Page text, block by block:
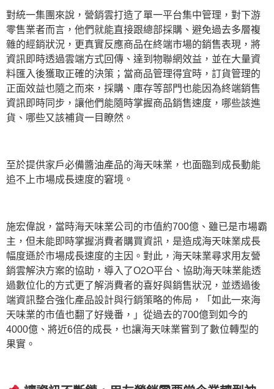
對統一集團來說，營銷雲打造了單一平台集中管理，對下游
零售業者而言，他們就能直接跟總部採購、避免過去多層複
雜的經銷狀況，更真實反應商品在終端市場的銷售表現，將
資訊即時透過雲端方式回傳、達到物聯網效益，並在大量資
料匯入後獲取正確的決策；當商品管理得宜時，訂貨管理的
正面效益也隨之而來，採購、庫存等部門也能因為終端銷售
資訊即時同步，讓他們能隨時掌握商品銷售速度，哪些該進
貨、哪些又該補貨一目瞭然。
至於提供家戶必備醬油產品的海天味業，也面臨到成長動能
追不上市場成長速度的窘境。
施宏偉說，當時海天味業公司的市值約700億、雖已是市場霸
主，但未能即時掌握消費者購買資訊，是造成海天味業成長
幅度遜於市場成長速度的主因。對此，海天味業尋求用友營
銷雲解決方案的協助，導入了O2O平台、協助海天味業能透
過數位化的方式更了解消費者的喜好與銷售狀況，並透過後
端資訊整合強化產品設計與行銷策略的佈局，「如此一來海
天味業的市值也翻了好幾番，」從過去的700億到如今的
4000億、將近6倍的成長，也讓海天味業嘗到了數位轉型的
果實。